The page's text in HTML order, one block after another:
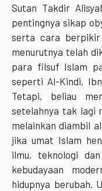
Sutan Takdir
pentingnya sikap
serta cara
menurutnya telah
para filsuf Islam
seperti Al-Kindi,
Tetapi, beliau
setelahnya tak lagi
melainkan diambil
jika umat Islam
ilmu, teknologi
kebudayaan
hidupnya berubah.